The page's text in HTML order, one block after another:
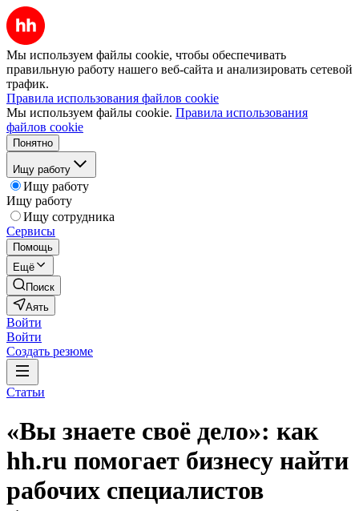
Мы используем файлы cookie, чтобы обеспечивать
правильную работу нашего веб-сайта и анализировать сетевой
трафик.
Правила использования файлов cookie
Мы используем файлы cookie. Правила использования
файлов cookie
Понятно
Ищу работу
Ищу работу
Ищу работу
Ищу сотрудника
Сервисы
Помощь
Ещё
Поиск
Аять
Войти
Войти
Создать резюме
Статьи
«Вы знаете своё дело»: как
hh.ru помогает бизнесу найти
рабочих специалистов